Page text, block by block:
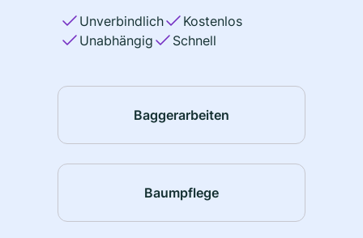
Unverbindlich
Kostenlos
Unabhängig
Schnell
Baggerarbeiten
Baumpflege